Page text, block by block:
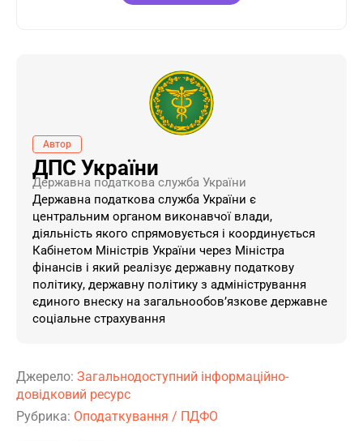
Автор
ДПС України
Державна податкова служба України
Державна податкова служба України є
центральним органом виконавчої влади,
діяльність якого спрямовується і координується
Кабінетом Міністрів України через Міністра
фінансів і який реалізує державну податкову
політику, державну політику з адміністрування
єдиного внеску на загальнообов’язкове державне
соціальне страхування
Джерело: Загальнодоступний інформаційно-
довідковий ресурс
Рубрика: Оподаткування / ПДФО